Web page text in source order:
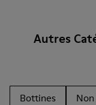
Autres
Bottines